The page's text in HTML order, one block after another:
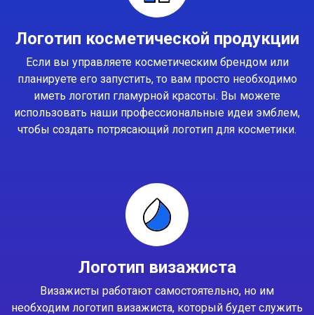
Логотип косметической продукции
Если вы управляете косметическим брендом или
планируете его запустить, то вам просто необходимо
иметь логотип гламурной красоты. Вы можете
использовать наши профессиональные идеи эмблем,
чтобы создать потрясающий логотип для косметики.
Логотип визажиста
Визажисты работают самостоятельно, но им
необходим логотип визажиста, который будет служить